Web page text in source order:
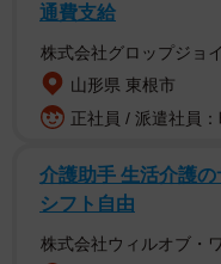
通費支給
株式会社グロップジョ
山形県 東根市
正社員 / 派遣社員
介護助手 生活介護
シフト自由
株式会社ウィルオブ・